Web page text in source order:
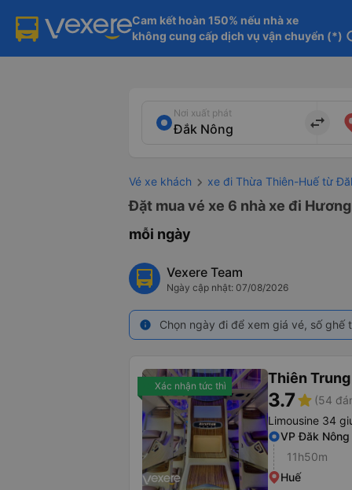
Cam kết hoàn 150% nếu nhà xe
không cung cấp dịch vụ vận chuyển (*)
Nơi xuất phát
import_export
Vé xe khách xe đi Thừa Thiên-Huế từ
Đặt mua vé xe 6 nhà xe đi
mỗi ngày
Vexere Team
Ngày cập nhật: 07/08/2026
info Chọn ngày đi để xem giá vé, số
Xác nhận tức thì Thiên Trung
3.7star (54
Limousine 34
VP Đăk Nông
11h50m
Huế